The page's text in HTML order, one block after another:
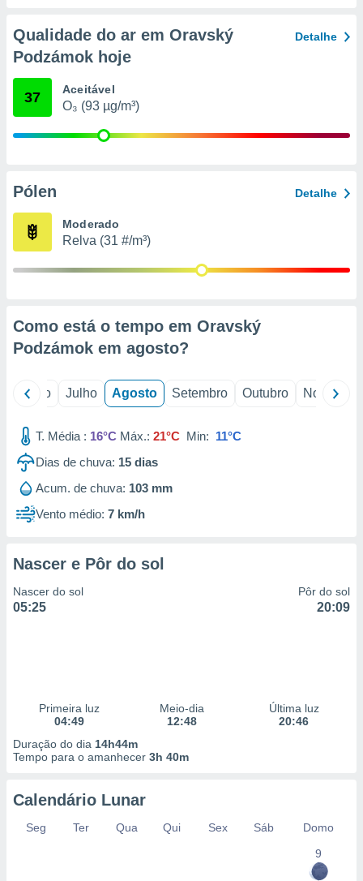
de
1199
Qualidade do ar em Oravský
Podzámok hoje
Detalhe
37 Aceitável
O₃ (93 µg/m³)
Pólen Detalhe
Moderado
Relva (31 #/m³)
Como está o tempo em Oravský
Podzámok em agosto?
Junho Julho Agosto Setembro Outubro Novembro
T. Média : 16°C Máx.: 21°C Min: 11°C
Dias de chuva: 15 dias
Acum. de chuva: 103 mm
Vento médio: 7 km/h
Nascer e Pôr do sol
Nascer do sol
05:25
Pôr do sol
20:09
Primeira luz
04:49
Meio-dia
12:48
Última luz
20:46
Duração do dia 14h44m
Tempo para o amanhecer 3h 40m
Calendário Lunar
Seg Ter Qua Qui Sex Sáb
Domo
9